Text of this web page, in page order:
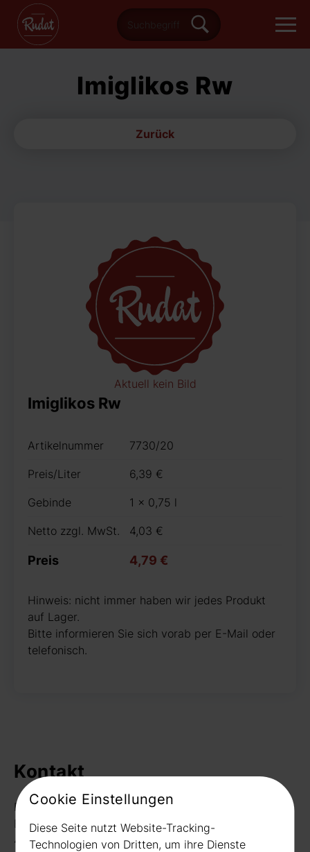
Imiglikos Rw
Zurück
Aktuell kein Bild
Imiglikos Rw
Artikelnummer 7730/20
Preis/Liter 6,39 €
Gebinde 1 x 0,75 l
Netto zzgl. MwSt. 4,03 €
Preis 4,79 €
Hinweis: nicht immer haben wir jedes Produkt
auf Lager.
Bitte informieren Sie sich vorab per E-Mail oder
telefonisch.
Kontakt
Rudat GmbH
Borussiastr. 26
44149 Dortmund
Cookie Einstellungen
Diese Seite nutzt Website-Tracking-
Technologien von Dritten, um ihre Dienste